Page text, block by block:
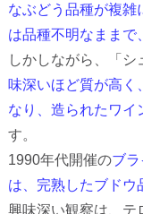
なぶどう品種が複雑
は品種不明なままで
しかしながら、「シ
味深いほど質が高く
なり、造られたワイ
す。
1990年代開催のブ
は、完熟したブドウ
興味深い観察は、テ